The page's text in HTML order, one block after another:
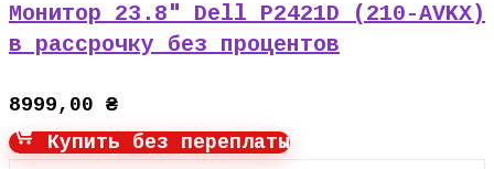
Монитор 23.8″ Dell P2421D (210-AVKX)
в рассрочку без процентов
8999,00 ₴
Купить без переплаты